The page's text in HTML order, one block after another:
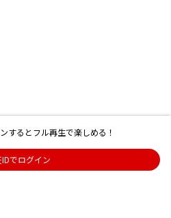
するとフル再生で楽しめる！
でログイン